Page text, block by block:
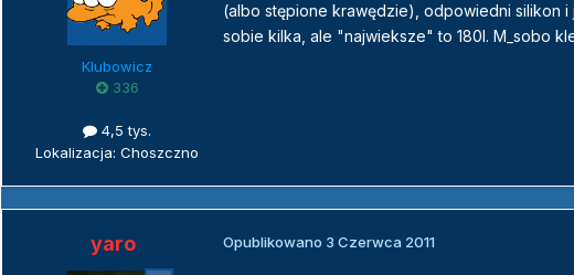
Klubowicz
336
4,5 tys.
Lokalizacja: Choszczno
(albo stępione krawędzie), odpowiedni silikon
sobie kilka, ale "najwieksze" to 180l. M_sobo
yaro Opublikowano 3 Czerwca 2011